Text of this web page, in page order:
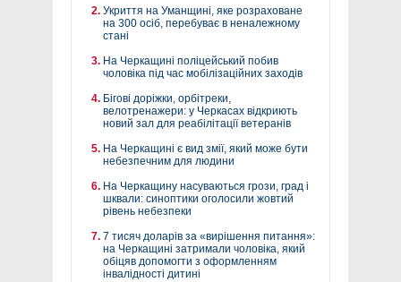
Укриття на Уманщині, яке розраховане
на 300 осіб, перебуває в неналежному
стані
На Черкащині поліцейський побив
чоловіка під час мобілізаційних заходів
Бігові доріжки, орбітреки,
велотренажери: у Черкасах відкриють
новий зал для реабілітації ветеранів
На Черкащині є вид змії, який може бути
небезпечним для людини
На Черкащину насуваються грози, град і
шквали: синоптики оголосили жовтий
рівень небезпеки
7 тисяч доларів за «вирішення питання»:
на Черкащині затримали чоловіка, який
обіцяв допомогти з оформленням
інвалідності дитині